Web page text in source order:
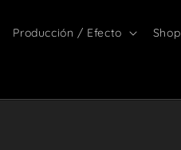
Producción / Efecto Shop